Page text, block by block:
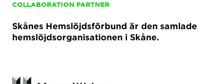
COLLABORATION PARTNER
Skånes Hemslöjdsförbund är den samlade
hemslöjdsorganisationen i Skåne.